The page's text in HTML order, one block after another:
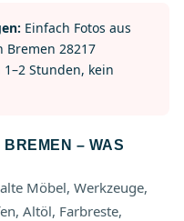
Einfach Fotos aus
28217
Stunden, kein
– WAS
Möbel, Werkzeuge,
Altöl, Farbreste,